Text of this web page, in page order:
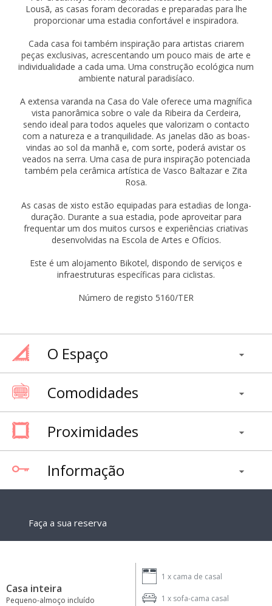
Lousã, as casas foram decoradas e preparadas para lhe
proporcionar uma estadia confortável e inspiradora.
Cada casa foi também inspiração para artistas criarem
peças exclusivas, acrescentando um pouco mais de arte e
individualidade a cada uma. Uma construção ecológica num
ambiente natural paradisíaco.
A extensa varanda na Casa do Vale oferece uma magnífica
vista panorâmica sobre o vale da Ribeira da Cerdeira,
sendo ideal para todos aqueles que valorizam o contacto
com a natureza e a tranquilidade. As janelas dão as boas-
vindas ao sol da manhã e, com sorte, poderá avistar os
veados na serra. Uma casa de pura inspiração potenciada
também pela cerâmica artística de Vasco Baltazar e Zita
Rosa.
As casas de xisto estão equipadas para estadias de longa-
duração. Durante a sua estadia, pode aproveitar para
frequentar um dos muitos cursos e experiências criativas
desenvolvidas na Escola de Artes e Ofícios.
Este é um alojamento Bikotel, dispondo de serviços e
infraestruturas específicas para ciclistas.
Número de registo 5160/TER
O Espaço
Comodidades
Proximidades
Informação
Faça a sua reserva
Casa inteira
Pequeno-almoço incluído
1 x cama de casal
1 x sofa-cama casal